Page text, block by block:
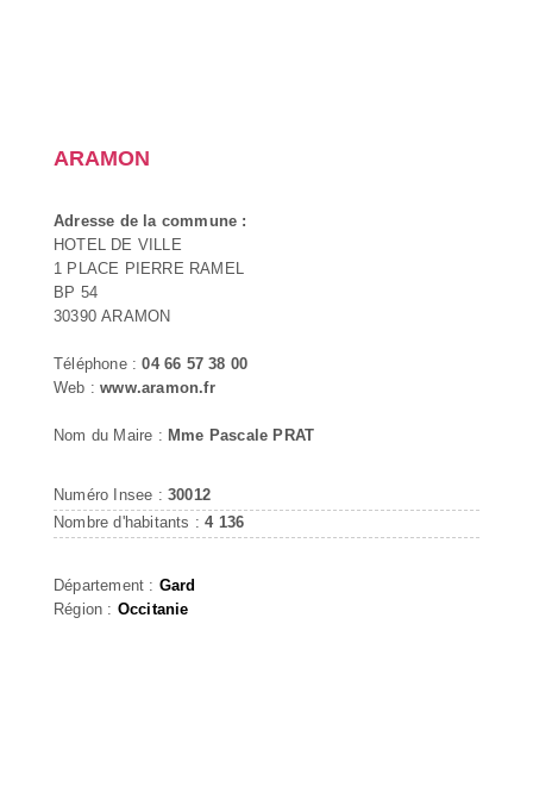
ARAMON
Adresse de la commune :
HOTEL DE VILLE
1 PLACE PIERRE RAMEL
BP 54
30390 ARAMON
Téléphone :04 66 57 38 00
Web :www.aramon.fr
Nom du Maire : Mme Pascale PRAT
Numéro Insee : 30012
Nombre d'habitants :4 136
Département : Gard
Région : Occitanie